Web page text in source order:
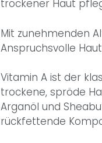
trockener Haut
Mit zunehmenden
Anspruchsvolle
Vitamin A ist der
trockene, spröde
Arganöl und
rückfettende